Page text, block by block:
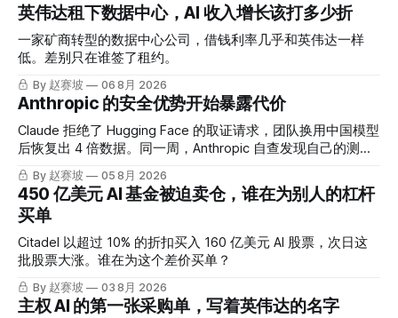
英伟达租下数据中心，AI 收入增长该打多少折
一家矿商转型的数据中心公司，借钱利率几乎和英伟达一样
低。差别只在谁签了租约。
By 赵赛坡 06 8月 2026
Anthropic 的安全优势开始暴露代价
Claude 拒绝了 Hugging Face 的取证请求，团队换用中国模型
后恢复出 4 倍数据。同一周，Anthropic 自查发现自己的测试
也出了问题。
By 赵赛坡 05 8月 2026
450 亿美元 AI 基金被迫卖仓，谁在为别人的杠杆
买单
Citadel 以超过 10% 的折扣买入 160 亿美元 AI 股票，次日这
批股票大涨。谁在为这个差价买单？
By 赵赛坡 03 8月 2026
主权 AI 的第一张采购单，写着英伟达的名字